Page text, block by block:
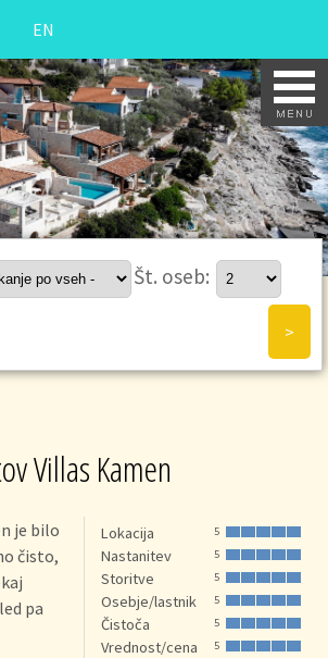
EN
Št. oseb:
Villas Kamen
Lokacija 5
Nastanitev 5
Storitve 5
Osebje/lastnik 5
Čistoča 5
Vrednost/cena 5
je bilo
čisto,
pa